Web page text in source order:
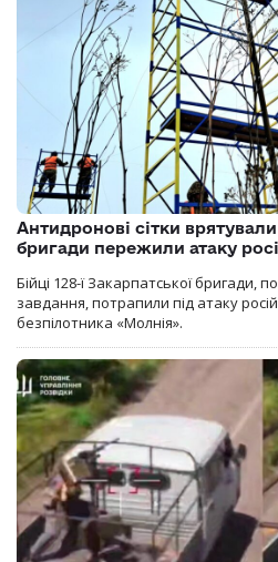
Антидронові сітки врятували
бригади пережили атаку
Бійці 128-ї Закарпатської бригади,
завдання, потрапили під атаку
безпілотника «Молнія».